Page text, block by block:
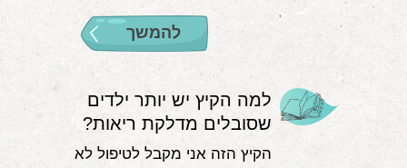
להמשך
למה הקיץ יש יותר ילדים
שסובלים מדלקת ריאות?
הקיץ הזה אני מקבל לטיפול לא